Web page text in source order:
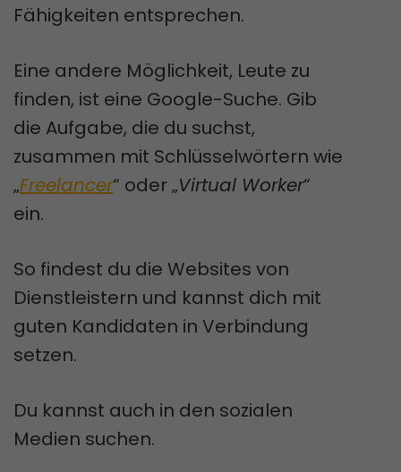
Fähigkeiten entsprechen.
Eine andere Möglichkeit, Leute zu
finden, ist eine Google-Suche. Gib
die Aufgabe, die du suchst,
zusammen mit Schlüsselwörtern wie
„Freelancer“ oder „Virtual Worker“
ein.
So findest du die Websites von
Dienstleistern und kannst dich mit
guten Kandidaten in Verbindung
setzen.
Du kannst auch in den sozialen
Medien suchen.